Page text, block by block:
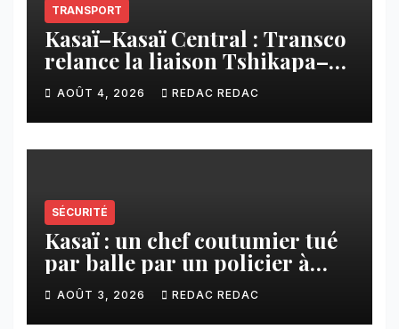
TRANSPORT
Kasaï–Kasaï Central : Transco
relance la liaison Tshikapa–
Tshiamu pour faciliter les
échanges
AOÛT 4, 2026 REDAC REDAC
SÉCURITÉ
Kasaï : un chef coutumier tué
par balle par un policier à
Kamuesha, la tension monte
AOÛT 3, 2026 REDAC REDAC